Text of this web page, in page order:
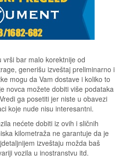
vrši bar malo korektnije od
generišu izveštaj preliminarno i
mogu da Vam dostave i koliko to
novca možete dobiti više podataka
ga posetiti jer niste u obavezi
koje nude nisu interesantni.
nećete dobiti iz ovih i sličnih
kilometraža ne garantuje da je
izveštaju možda baš
vozila u inostranstvu itd.